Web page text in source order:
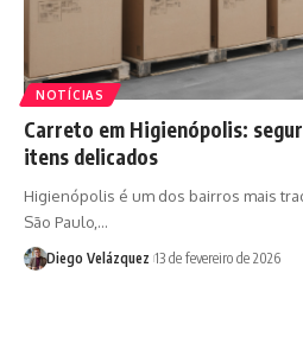
NOTÍCIAS
Carreto em Higienópolis:
itens delicados
Higienópolis é um dos bairros mais
São Paulo,…
Diego Velázquez 13 de fevereiro de 2026